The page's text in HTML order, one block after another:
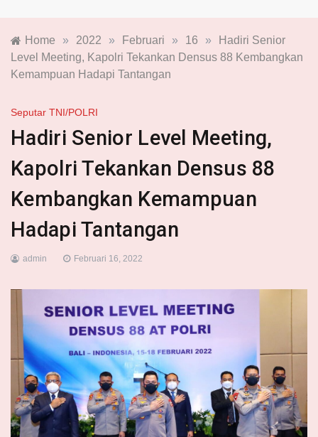
Home » 2022 » Februari » 16 »
Hadiri Senior
Level Meeting, Kapolri Tekankan Densus 88 Kembangkan
Kemampuan Hadapi Tantangan
Seputar TNI/POLRI
Hadiri Senior Level Meeting,
Kapolri Tekankan Densus 88
Kembangkan Kemampuan
Hadapi Tantangan
admin Februari 16, 2022